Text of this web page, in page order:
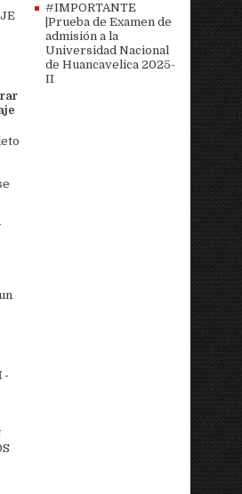
-
#IMPORTANTE
|Prueba de Examen de
admisión a la
Universidad Nacional
de Huancavelica 2025-
II